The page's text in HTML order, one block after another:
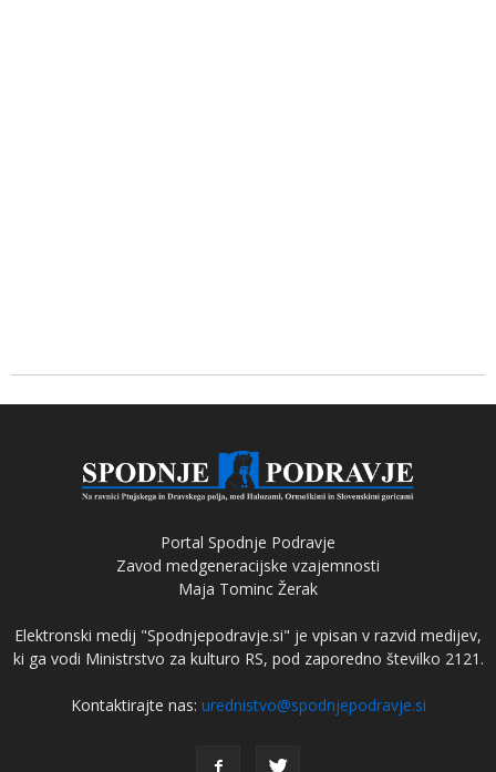
Portal Spodnje Podravje
Zavod medgeneracijske vzajemnosti
Maja Tominc Žerak
Elektronski medij "Spodnjepodravje.si" je vpisan v razvid medijev,
ki ga vodi Ministrstvo za kulturo RS, pod zaporedno številko 2121.
Kontaktirajte nas: urednistvo@spodnjepodravje.si